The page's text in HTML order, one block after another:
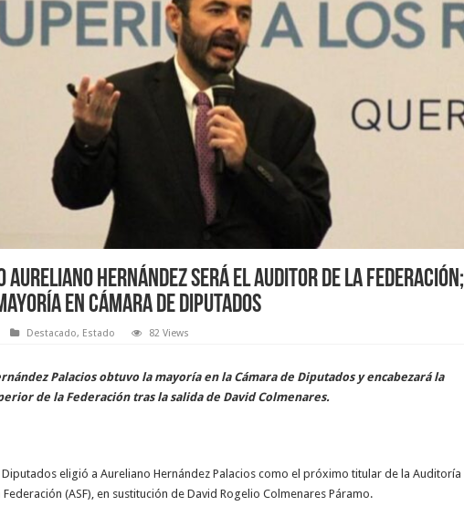
Aureliano Hernández será el auditor de la Federación;
en Cámara de Diputados
Destacado, Estado 82 Views
Palacios obtuvo la mayoría en la Cámara de Diputados y encabezará la
de la Federación tras la salida de David Colmenares.
Diputados eligió a Aureliano Hernández Palacios como el próximo titular de la Auditoría
(ASF), en sustitución de David Rogelio Colmenares Páramo.